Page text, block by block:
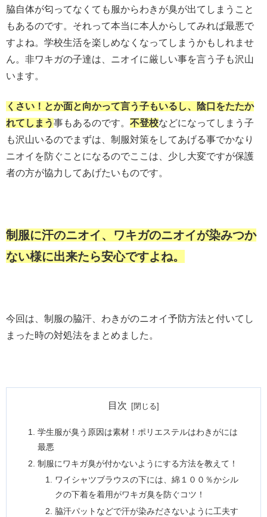
脇自体が匂ってなくても服からわきが臭が出てしまうこと
もあるのです。それって本当に本人からしてみれば最悪で
すよね。学校生活を楽しめなくなってしまうかもしれませ
ん。非ワキガの子達は、ニオイに厳しい事を言う子も沢山
います。
くさい！とか面と向かって言う子もいるし、陰口をたたか
れてしまう事もあるのです。 不登校などになってしまう子
も沢山いるのでまずは、制服対策をしてあげる事でかなり
ニオイを防ぐことになるのでここは、少し大変ですが保護
者の方が協力してあげたいものです。
制服に汗のニオイ、ワキガのニオイが染みつか
ない様に出来たら安心ですよね。
今回は、制服の脇汗、わきがのニオイ予防方法と付いてし
まった時の対処法をまとめました。
目次
学生服が臭う原因は素材！ポリエステルはわきがには
最悪
制服にワキガ臭が付かないようにする方法を教えて！
ワイシャツブラウスの下には、綿１００％かシル
クの下着を着用がワキガ臭を防ぐコツ！
脇汗パットなどで汗が染みださないように工夫す